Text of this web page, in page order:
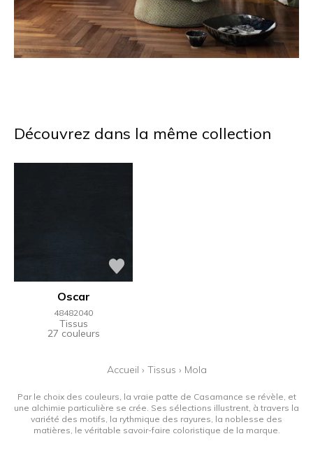
Découvrez dans la même collection
Oscar
48482040
Tissus
27 couleurs
Accueil › Tissus › Mola
Par le choix des couleurs, la vraie patte de Casamance se révèle, et
une alchimie particulière se crée. Ses sélections illustrent, à travers la
variété des motifs, la rythmique des rayures, la noblesse des
matières, le véritable savoir-faire coloristique de la marque.